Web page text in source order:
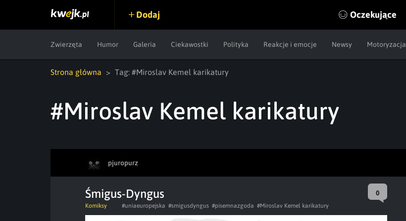
Dodaj Oczekujące
Zwierzęta Humor Galeria Ciekawostki Polityka Reakcje i emocje Newsy Motoryzacja
Strona główna Tag: #Miroslav Kemel karikatury
#Miroslav Kemel karikatury
pjuropurz
Śmigus-Dyngus 0
Komiksy #uniaeuropejska #smigusdyngus #pisemnazgoda #Miroslav Kemel karikatury